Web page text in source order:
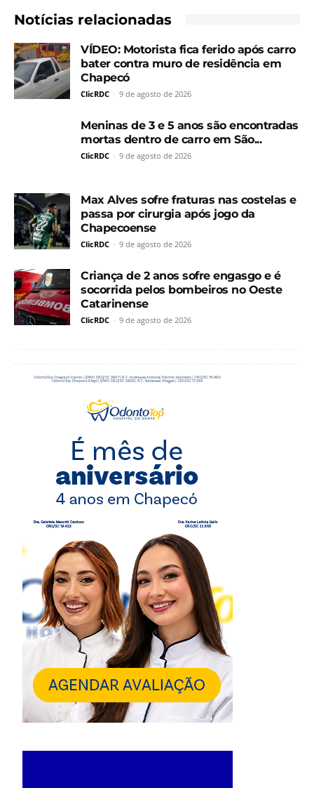
Notícias relacionadas
VÍDEO: Motorista fica ferido após carro
bater contra muro de residência em
Chapecó
ClicRDC - 9 de agosto de 2026
Meninas de 3 e 5 anos são encontradas
mortas dentro de carro em São...
ClicRDC - 9 de agosto de 2026
Max Alves sofre fraturas nas costelas e
passa por cirurgia após jogo da
Chapecoense
ClicRDC - 9 de agosto de 2026
Criança de 2 anos sofre engasgo e é
socorrida pelos bombeiros no Oeste
Catarinense
ClicRDC - 9 de agosto de 2026